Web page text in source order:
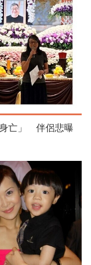
身亡」 伴侶悲曝